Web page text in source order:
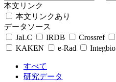
本文リンク
本文リンクあり
データソース
JaLC
IRDB Crossref
KAKEN
e-Rad Integbio
すべて
研究データ